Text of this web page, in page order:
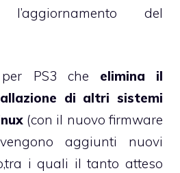
del
per PS3 che elimina il
di altri sistemi
(con il nuovo firmware
aggiunti nuovi
i quali il tanto atteso